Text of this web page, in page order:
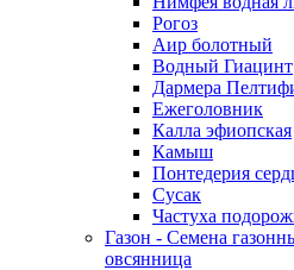
Рогоз
Аир болотный
Водный Гиацинт
Дармера
Ежеголовник
Калла эфиопская
Камыш
Понтедерия
Сусак
Частуха
Газон - Семена
овсянница